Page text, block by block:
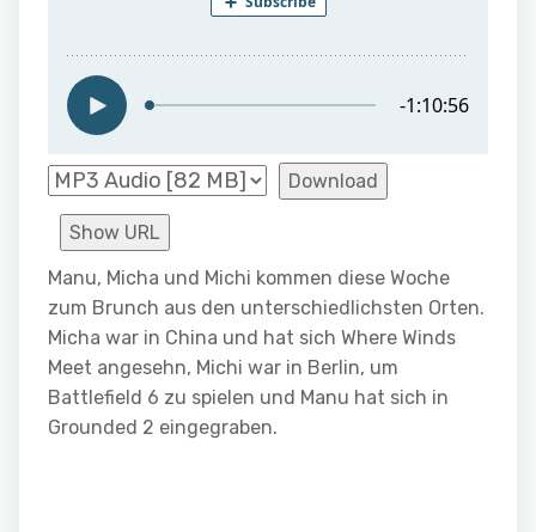
Download
Show URL
Manu, Micha und Michi kommen diese Woche
zum Brunch aus den unterschiedlichsten Orten.
Micha war in China und hat sich Where Winds
Meet angesehn, Michi war in Berlin, um
Battlefield 6 zu spielen und Manu hat sich in
Grounded 2 eingegraben.